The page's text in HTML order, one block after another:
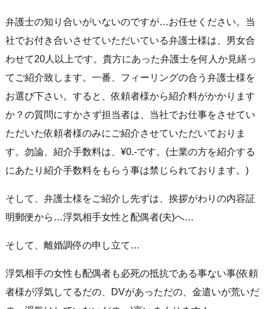
弁護士の知り合いがいないのですが…お任せください。当
社でお付き合いさせていただいている弁護士様は、男女合
わせて20人以上です。貴方にあった弁護士を何人か見繕っ
てご紹介致します。一番、フィーリングの合う弁護士様を
お選び下さい。すると、依頼者様から紹介料がかかります
か？の質問にすかさず担当者は、当社でお仕事をさせてい
ただいた依頼者様のみにご紹介させていただいておりま
す。勿論、紹介手数料は、¥0.-です。(士業の方を紹介する
にあたり紹介手数料をもらう事は禁じられております。)
そして、弁護士様をご紹介し先ずは、挨拶がわりの内容証
明郵便から…浮気相手女性と配偶者(夫)へ…
そして、離婚調停の申し立て…
浮気相手の女性も配偶者も必死の抵抗である事ない事(依頼
者様が浮気してるだの、DVがあっただの、金遣いが荒いだ